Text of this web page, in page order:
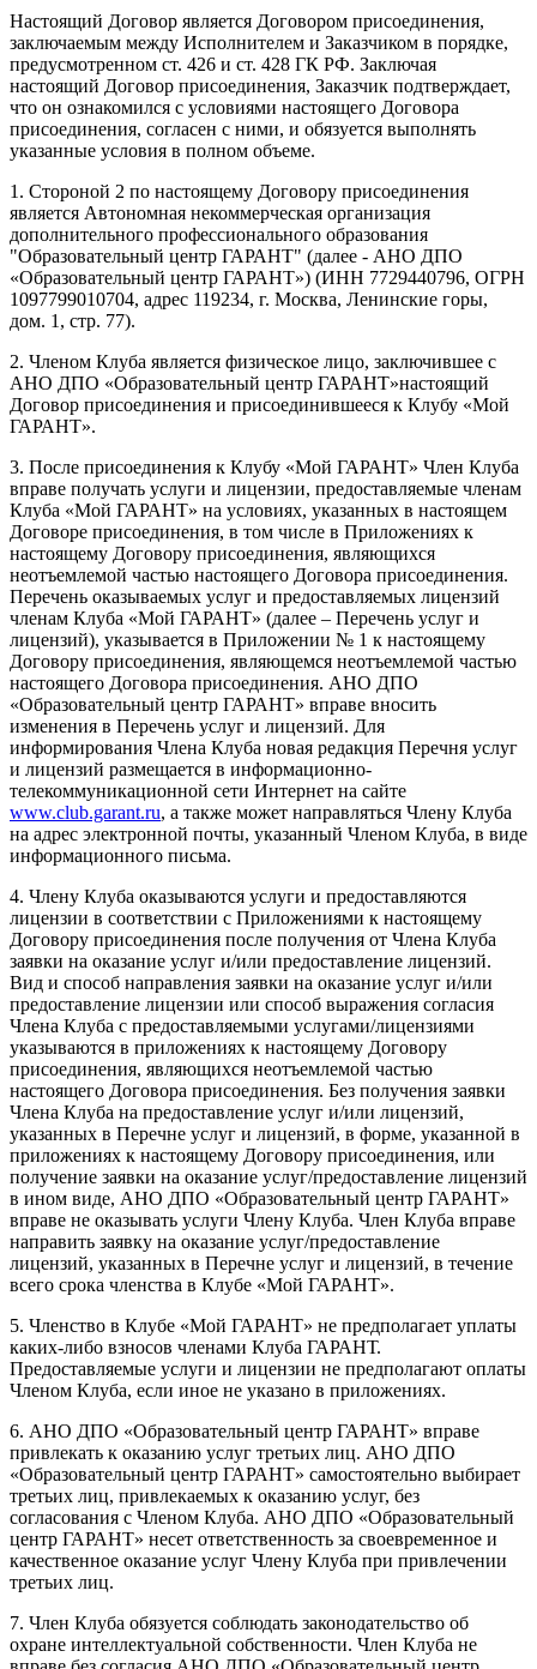
Настоящий Договор является Договором присоединения,
заключаемым между Исполнителем и Заказчиком в порядке,
предусмотренном ст. 426 и ст. 428 ГК РФ. Заключая
настоящий Договор присоединения, Заказчик подтверждает,
что он ознакомился с условиями настоящего Договора
присоединения, согласен с ними, и обязуется выполнять
указанные условия в полном объеме.
1. Стороной 2 по настоящему Договору присоединения
является Автономная некоммерческая организация
дополнительного профессионального образования
"Образовательный центр ГАРАНТ" (далее - АНО ДПО
«Образовательный центр ГАРАНТ») (ИНН 7729440796, ОГРН
1097799010704, адрес 119234, г. Москва, Ленинские горы,
дом. 1, стр. 77).
2. Членом Клуба является физическое лицо, заключившее с
АНО ДПО «Образовательный центр ГАРАНТ»настоящий
Договор присоединения и присоединившееся к Клубу «Мой
ГАРАНТ».
3. После присоединения к Клубу «Мой ГАРАНТ» Член Клуба
вправе получать услуги и лицензии, предоставляемые членам
Клуба «Мой ГАРАНТ» на условиях, указанных в настоящем
Договоре присоединения, в том числе в Приложениях к
настоящему Договору присоединения, являющихся
неотъемлемой частью настоящего Договора присоединения.
Перечень оказываемых услуг и предоставляемых лицензий
членам Клуба «Мой ГАРАНТ» (далее – Перечень услуг и
лицензий), указывается в Приложении № 1 к настоящему
Договору присоединения, являющемся неотъемлемой частью
настоящего Договора присоединения. АНО ДПО
«Образовательный центр ГАРАНТ» вправе вносить
изменения в Перечень услуг и лицензий. Для
информирования Члена Клуба новая редакция Перечня услуг
и лицензий размещается в информационно-
телекоммуникационной сети Интернет на сайте
www.club.garant.ru, а также может направляться Члену Клуба
на адрес электронной почты, указанный Членом Клуба, в виде
информационного письма.
4. Члену Клуба оказываются услуги и предоставляются
лицензии в соответствии с Приложениями к настоящему
Договору присоединения после получения от Члена Клуба
заявки на оказание услуг и/или предоставление лицензий.
Вид и способ направления заявки на оказание услуг и/или
предоставление лицензии или способ выражения согласия
Члена Клуба с предоставляемыми услугами/лицензиями
указываются в приложениях к настоящему Договору
присоединения, являющихся неотъемлемой частью
настоящего Договора присоединения. Без получения заявки
Члена Клуба на предоставление услуг и/или лицензий,
указанных в Перечне услуг и лицензий, в форме, указанной в
приложениях к настоящему Договору присоединения, или
получение заявки на оказание услуг/предоставление лицензий
в ином виде, АНО ДПО «Образовательный центр ГАРАНТ»
вправе не оказывать услуги Члену Клуба. Член Клуба вправе
направить заявку на оказание услуг/предоставление
лицензий, указанных в Перечне услуг и лицензий, в течение
всего срока членства в Клубе «Мой ГАРАНТ».
5. Членство в Клубе «Мой ГАРАНТ» не предполагает уплаты
каких-либо взносов членами Клуба ГАРАНТ.
Предоставляемые услуги и лицензии не предполагают оплаты
Членом Клуба, если иное не указано в приложениях.
6. АНО ДПО «Образовательный центр ГАРАНТ» вправе
привлекать к оказанию услуг третьих лиц. АНО ДПО
«Образовательный центр ГАРАНТ» самостоятельно выбирает
третьих лиц, привлекаемых к оказанию услуг, без
согласования с Членом Клуба. АНО ДПО «Образовательный
центр ГАРАНТ» несет ответственность за своевременное и
качественное оказание услуг Члену Клуба при привлечении
третьих лиц.
7. Член Клуба обязуется соблюдать законодательство об
охране интеллектуальной собственности. Член Клуба не